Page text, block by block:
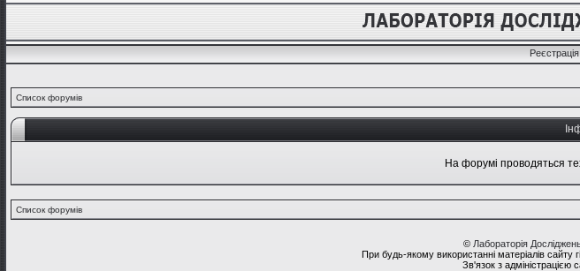
Реєстрація
Список форумів
На форумі проводяться
Список форумів
© Лабораторія
При будь-якому використанні матеріалів сайту
Зв'язок з